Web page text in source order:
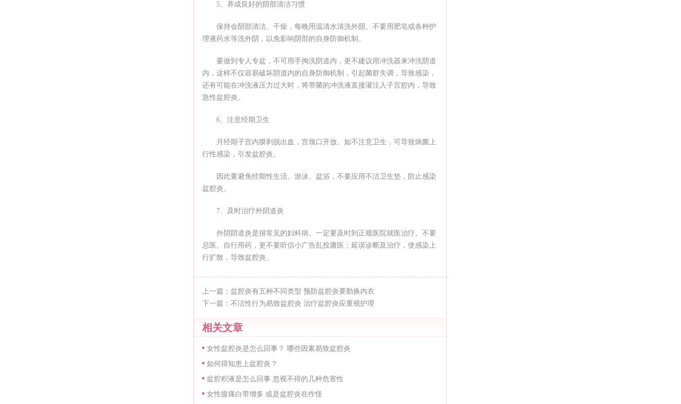
5、养成良好的阴部清洁习惯
保持会阴部清洁、干燥，每晚用温清水清洗外阴。不要用肥皂或各种护
理液药水等洗外阴，以免影响阴部的自身防御机制。
要做到专人专盆，不可用手掏洗阴道内，更不建议用冲洗器来冲洗阴道
内，这样不仅容易破坏阴道内的自身防御机制，引起菌群失调，导致感染，
还有可能在冲洗液压力过大时，将带菌的冲洗液直接灌注入子宫腔内，导致
急性盆腔炎。
6、注意经期卫生
月经期子宫内膜剥脱出血，宫颈口开放。如不注意卫生，可导致病菌上
行性感染，引发盆腔炎。
因此要避免经期性生活、游泳、盆浴，不要应用不洁卫生垫，防止感染
盆腔炎。
7、及时治疗外阴道炎
外阴阴道炎是很常见的妇科病。一定要及时到正规医院就医治疗。不要
忌医、自行用药，更不要听信小广告乱投庸医；延误诊断及治疗，使感染上
行扩散，导致盆腔炎。
上一篇： 盆腔炎有五种不同类型 预防盆腔炎要勤换内衣
下一篇： 不洁性行为易致盆腔炎 治疗盆腔炎应重视护理
相关文章
女性盆腔炎是怎么回事？ 哪些因素易致盆腔炎
如何得知患上盆腔炎？
盆腔积液是怎么回事 忽视不得的几种危害性
女性腹痛白带增多 或是盆腔炎在作怪